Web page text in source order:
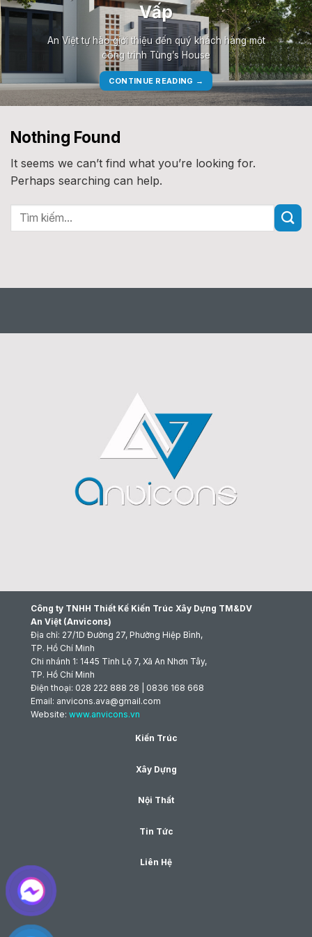
Vấp
An Việt tự hào giới thiệu đến quý khách hàng một
công trình Tùng’s House
CONTINUE READING →
Nothing Found
It seems we can’t find what you’re looking for.
Perhaps searching can help.
Công ty TNHH Thiết Kế Kiến Trúc Xây Dựng TM&DV
An Việt (Anvicons)
Địa chỉ: 27/1D Đường 27, Phường Hiệp Bình,
TP. Hồ Chí Minh
Chi nhánh 1: 1445 Tỉnh Lộ 7, Xã An Nhơn Tây,
TP. Hồ Chí Minh
Điện thoại: 028 222 888 28 | 0836 168 668
Email: anvicons.ava@gmail.com
Website: www.anvicons.vn
Kiến Trúc
Xây Dựng
Nội Thất
Tin Tức
Liên Hệ